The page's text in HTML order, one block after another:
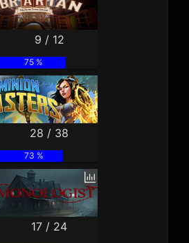
9 / 12
75 %
28 / 38
73 %
17 / 24